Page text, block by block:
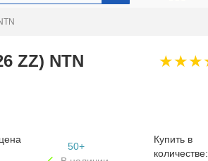
ZZ) NTN
50+
Купить в
количестве: